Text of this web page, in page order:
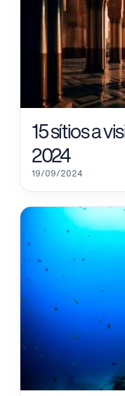
15 sítios a
2024
19/09/2024